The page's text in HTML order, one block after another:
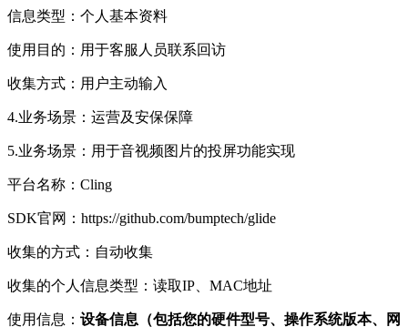
信息类型：个人基本资料
使用目的：用于客服人员联系回访
收集方式：用户主动输入
4.业务场景：运营及安保保障
5.业务场景：用于音视频图片的投屏功能实现
平台名称：Cling
SDK官网：https://github.com/bumptech/glide
收集的方式：自动收集
收集的个人信息类型：读取IP、MAC地址
使用信息： 设备信息（包括您的硬件型号、操作系统版本、网